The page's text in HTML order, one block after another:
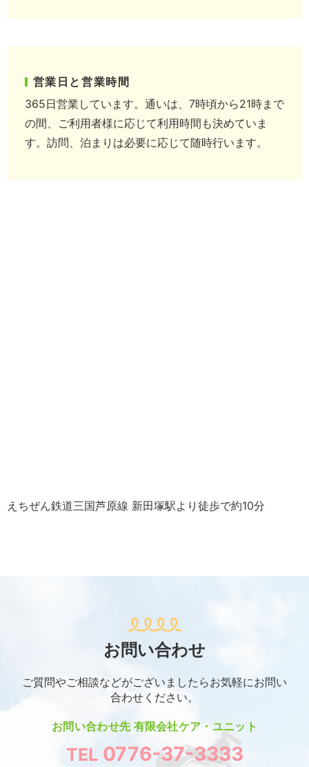
営業日と営業時間
365日営業しています。 通いは、7時頃から21時まで
の間、ご利用者様に応じて利用時間も決めていま
す。 訪問、泊まりは必要に応じて随時行います。
えちぜん鉄道三国芦原線 新田塚駅より徒歩で約10分
お問い合わせ
ご質問やご相談などがございましたらお気軽にお問い
合わせください。
お問い合わせ先 有限会社ケア・ユニット
TEL 0776-37-3333